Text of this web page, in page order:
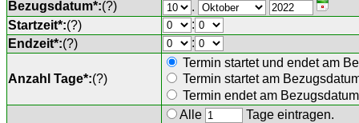
Bezugsdatum*:(?)
.
Startzeit*:(?)
:
Endzeit*:(?) :
Anzahl Tage*:(?)
Termin startet und endet am
Termin startet am
Termin endet am
Alle
Tage eintragen.